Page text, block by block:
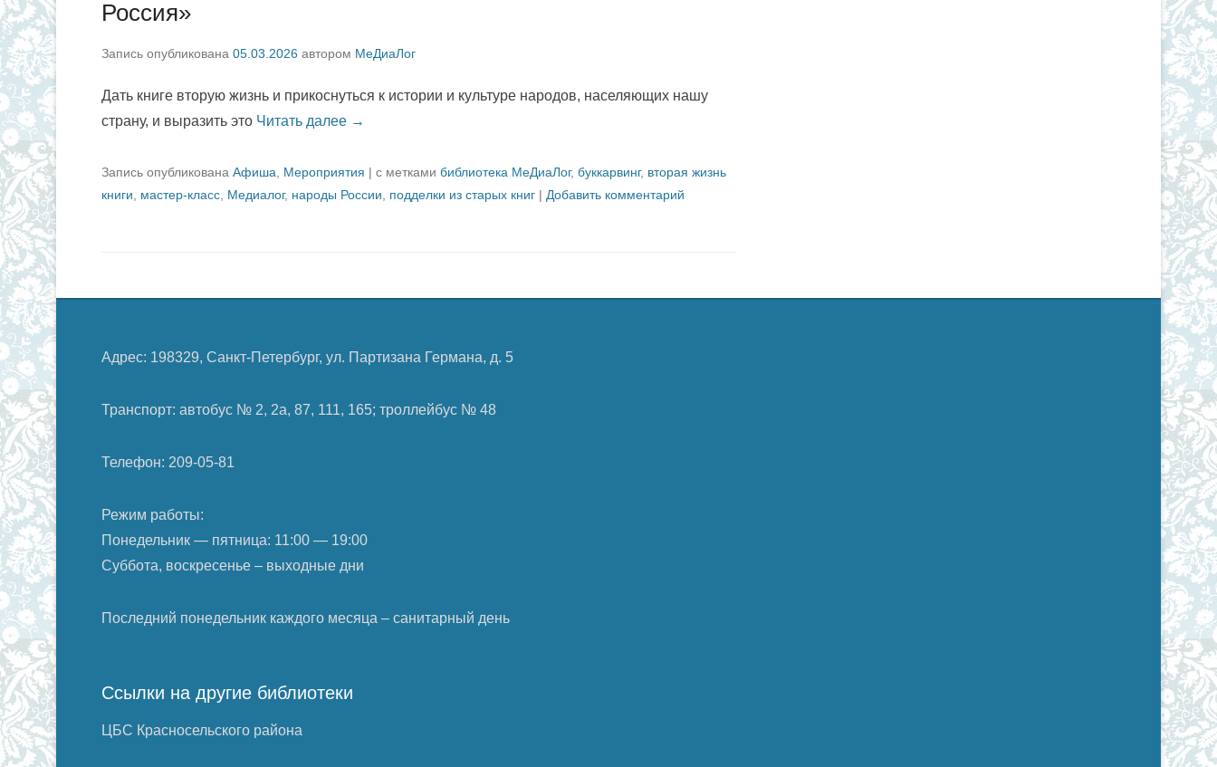
Россия»
Запись опубликована 05.03.2026 автором МеДиаЛог
Дать книге вторую жизнь и прикоснуться к истории и культуре народов, населяющих нашу
страну, и выразить это Читать далее →
Запись опубликована Афиша Мероприятия | с метками библиотека МеДиаЛог, буккарвинг, вторая жизнь
книги
мастер-класс Медиалог, народы России подделки из старых книг | Добавить комментарий
Адрес: 198329, Санкт-Петербург, ул. Партизана Германа, д. 5
Транспорт: автобус № 2, 2а, 87, 111, 165; троллейбус № 48
Телефон: 209-05-81
Режим работы:
Понедельник — пятница: 11:00 — 19:00
Суббота, воскресенье – выходные дни
Последний понедельник каждого месяца – санитарный день
Ссылки на другие библиотеки
ЦБС Красносельского района